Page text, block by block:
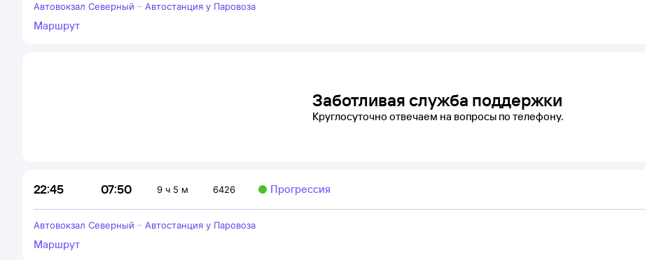
Автовокзал Северный – Автостанция у Паровоза
Маршрут
Заботливая служба поддержки
Круглосуточно отвечаем на вопросы по телефону.
22:45 07:50 9 ч 5 м 6426 Прогрессия
Автовокзал Северный – Автостанция у Паровоза
Маршрут